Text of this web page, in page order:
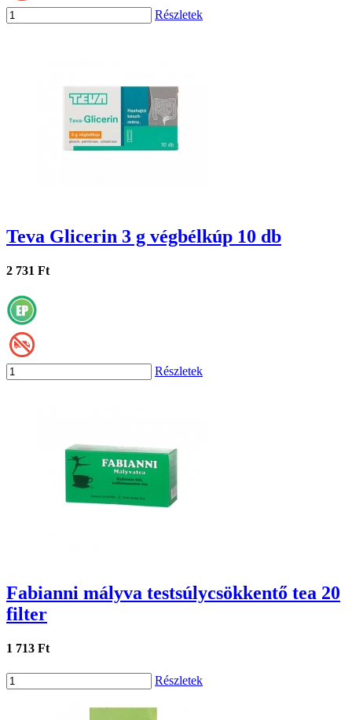
Részletek
Teva Glicerin 3 g végbélkúp 10 db
2 731 Ft
Részletek
Fabianni mályva testsúlycsökkentő tea 20
filter
1 713 Ft
Részletek